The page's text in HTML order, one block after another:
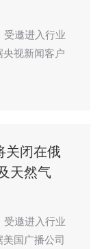
受邀进入行业
视新闻客户
关闭在俄
天然气
受邀进入行业
国广播公司